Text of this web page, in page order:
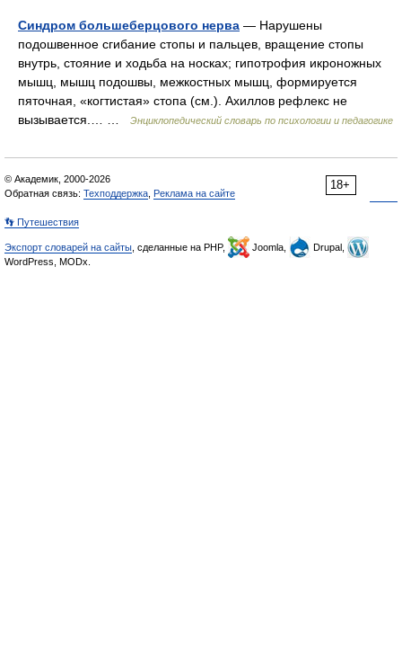
Синдром большеберцового нерва — Нарушены
подошвенное сгибание стопы и пальцев, вращение стопы
внутрь, стояние и ходьба на носках; гипотрофия икроножных
мышц, мышц подошвы, межкостных мышц, формируется
пяточная, «когтистая» стопа (см.). Ахиллов рефлекс не
вызывается.… …
Энциклопедический словарь по психологии и педагогике
18+
© Академик, 2000-2026
Обратная связь: Техподдержка Реклама на сайте
👣 Путешествия
Экспорт словарей на сайты , сделанные на PHP, Joomla,
Drupal,
WordPress, MODx.